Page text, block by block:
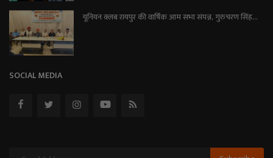
यूनियन क्लब रायपुर की वार्षिक आम सभा संपन्न, गुरुचरण सिंह...
SOCIAL MEDIA